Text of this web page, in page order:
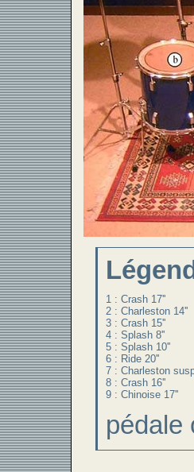
1 : Crash 17''
2 : Charleston 14''
3 : Crash 15''
4 : Splash 8''
5 : Splash 10''
6 : Ride 20''
7 : Charleston
8 : Crash 16''
9 : Chinoise 17''
pédale